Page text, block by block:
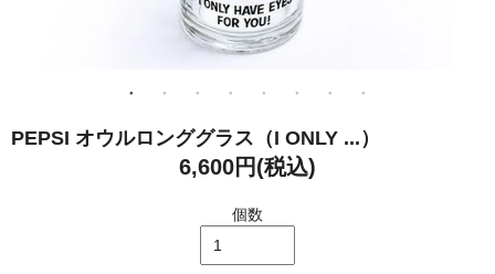
PEPSI オウルロンググラス（I ONLY ...）
6,600円(税込)
個数